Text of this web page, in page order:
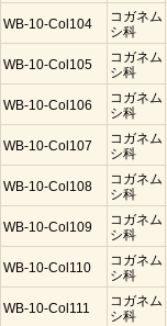
WB-10-Col104
コガネム
シ科
WB-10-Col105
コガネム
シ科
WB-10-Col106
コガネム
シ科
WB-10-Col107
コガネム
シ科
WB-10-Col108
コガネム
シ科
WB-10-Col109
コガネム
シ科
WB-10-Col110
コガネム
シ科
WB-10-Col111
コガネム
シ科